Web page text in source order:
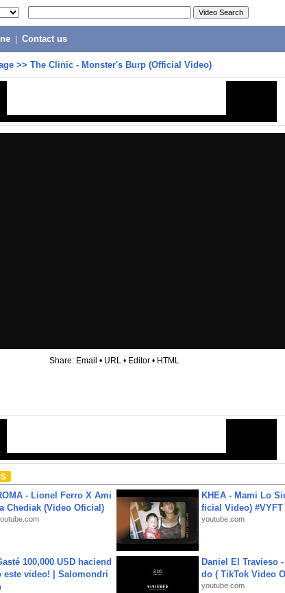
Contact us
>> The Clinic - Monster's Burp (Official Video)
Share: Email • URL • Editor • HTML
- Lionel Ferro X Ami
Chediak (Video Oficial)
KHEA - Mami Lo
ficial Video) #VYFT
youtube.com
100,000 USD haciend
este video! | Salomondri
Daniel El Travieso
do ( TikTok Video
youtube.com